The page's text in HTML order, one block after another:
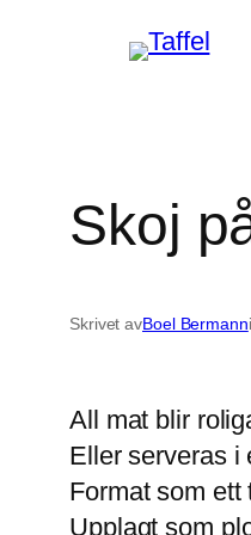
Skoj
Skrivet avBoel Bermanni
All mat blir
Eller serveras i
Format som ett
Upplagt som